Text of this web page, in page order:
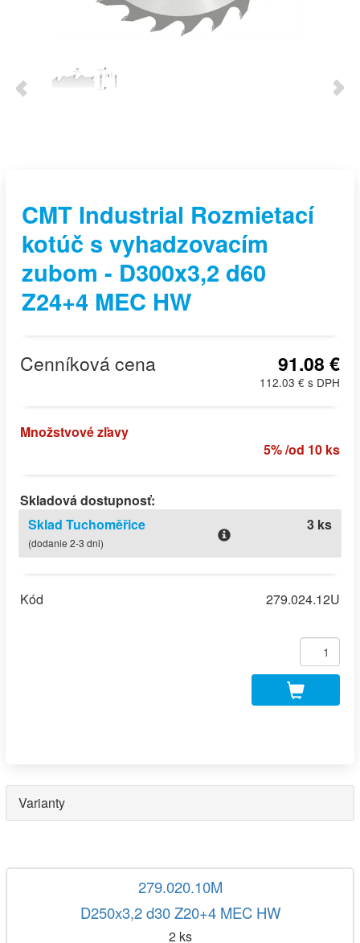
CMT Industrial Rozmietací
kotúč s vyhadzovacím
zubom - D300x3,2 d60
Z24+4 MEC HW
Cenníková cena 91.08 €
112.03 € s DPH
Množstvové zľavy
5% /od 10 ks
Skladová dostupnosť:
Sklad Tuchoměřice
(dodanie 2-3 dni)
3 ks
Kód 279.024.12U
Varianty
279.020.10M
D250x3,2 d30 Z20+4 MEC HW
2 ks